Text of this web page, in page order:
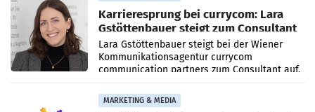
Karrieresprung bei currycom: Lara
Gstöttenbauer steigt zum Consultant
auf
Lara Gstöttenbauer steigt bei der Wiener
Kommunikationsagentur currycom
communication partners zum Consultant auf.
Die 27-jährige Beraterin betreut Kundinnen
und Kunden in den Bereichen
MARKETING & MEDIA